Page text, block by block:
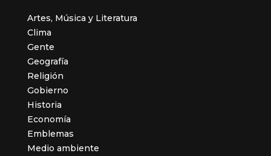
Artes, Música y Literatura
Clima
Gente
Geografía
Religión
Gobierno
Historia
Economía
Emblemas
Medio ambiente